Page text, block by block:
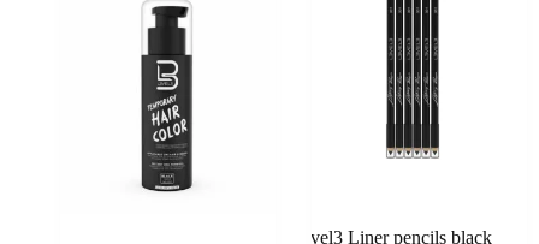
Level3 Liner pencils black